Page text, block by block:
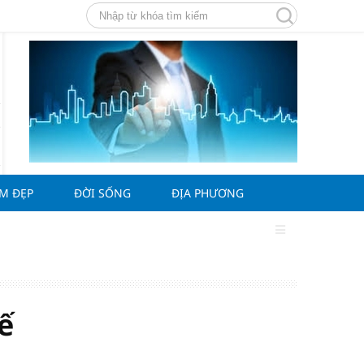
ĐẸP ĐỜI SỐNG ĐỊA PHƯƠNG